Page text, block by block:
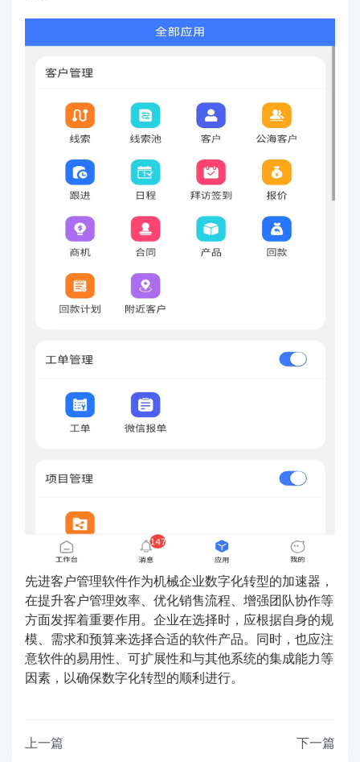
先进客户管理软件作为机械企业数字化转型的加速器，
在提升客户管理效率、优化销售流程、增强团队协作等
方面发挥着重要作用。企业在选择时，应根据自身的规
模、需求和预算来选择合适的软件产品。同时，也应注
意软件的易用性、可扩展性和与其他系统的集成能力等
因素，以确保数字化转型的顺利进行。
上一篇 下一篇